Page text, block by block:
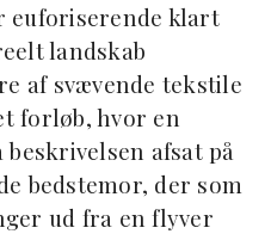
euforiserende klart
landskab
af svævende tekstile
forløb, hvor en
afsat på
bedstemor, der som
ud fra en flyver